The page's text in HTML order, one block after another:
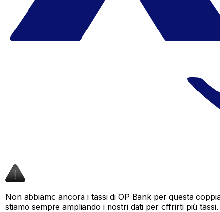
Non abbiamo ancora i tassi di OP Bank per questa
stiamo sempre ampliando i nostri dati per offrirti più tassi.